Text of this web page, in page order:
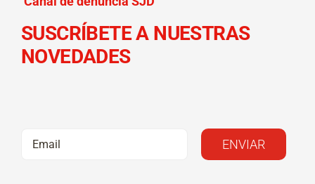
SUSCRÍBETE A NUESTRAS
NOVEDADES